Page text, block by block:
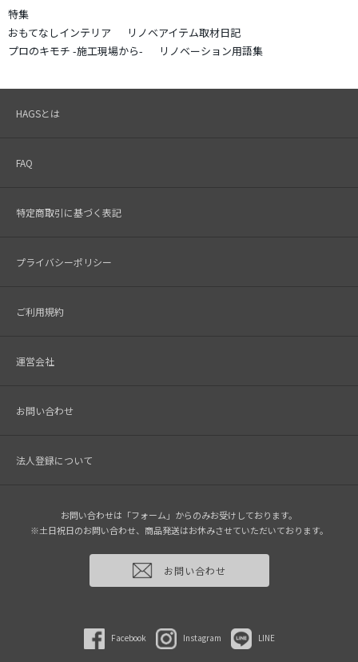
特集
おもてなしインテリア
リノベアイテム取材日記
プロのキモチ -施工現場から-
リノベーション用語集
HAGSとは
FAQ
特定商取引に基づく表記
プライバシーポリシー
ご利用規約
運営会社
お問い合わせ
法人登録について
お問い合わせは「フォーム」からのみお受けしております。
※土日祝日のお問い合わせ、商品発送はお休みさせていただいております。
お問い合わせ
Facebook Instagram LINE